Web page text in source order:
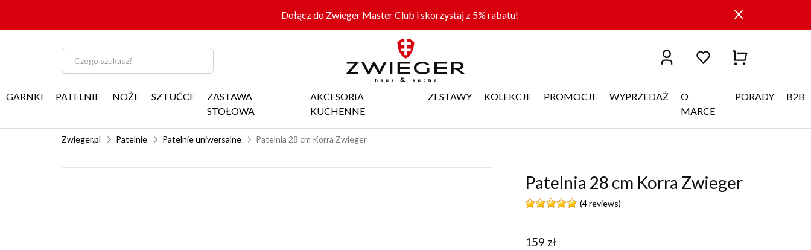
Dołącz do Zwieger Master Club i skorzystaj z 5% rabatu!
GARNKI PATELNIE NOŻE SZTUĆCE
ZASTAWA
STOŁOWA
AKCESORIA
KUCHENNE
ZESTAWY KOLEKCJE PROMOCJE WYPRZEDAŻ
O
MARCE
PORADY B2B
Zwieger.pl Patelnie Patelnie uniwersalne Patelnia 28 cm Korra Zwieger
Patelnia 28 cm Korra Zwieger
(4 reviews)
159 zł